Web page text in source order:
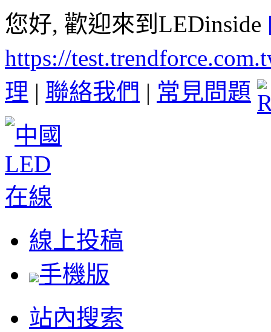
您好, 歡迎來到LEDinside
https://
理 | 聯絡我們 | 常見問題
線上投稿
手機版
站內搜索